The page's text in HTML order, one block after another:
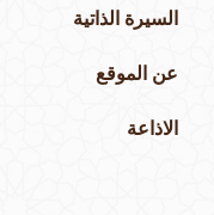
السيرة الذاتية
عن الموقع
الاذاعة